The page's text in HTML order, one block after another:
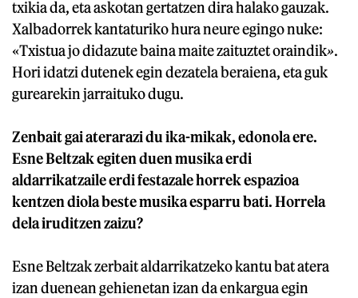
txikia da, eta askotan gertatzen dira halako gauzak.
Xalbadorrek kantaturiko hura neure egingo nuke:
«Txistua jo didazute baina maite zaituztet oraindik».
Hori idatzi dutenek egin dezatela beraiena, eta guk
gurearekin jarraituko dugu.
Zenbait gai aterarazi du ika-mikak, edonola ere.
Esne Beltzak egiten duen musika erdi
aldarrikatzaile erdi festazale horrek espazioa
kentzen diola beste musika esparru bati. Horrela
dela iruditzen zaizu?
Esne Beltzak zerbait aldarrikatzeko kantu bat atera
izan duenean gehienetan izan da enkargua egin